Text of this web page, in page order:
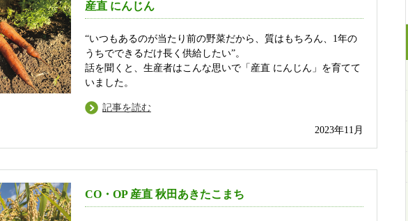
産直 にんじん
“いつもあるのが当たり前の野菜だから、質はもちろん、1年の
うちでできるだけ長く供給したい”。
話を聞くと、生産者はこんな思いで「産直 にんじん」を育てて
いました。
記事を読む
2023年11月
CO・OP 産直 秋田あきたこまち